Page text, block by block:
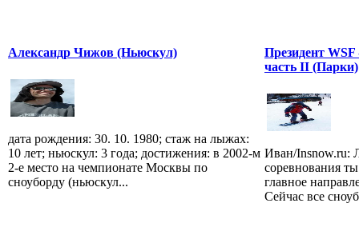
Александр Чижов (Ньюскул)
дата рождения: 30. 10. 1980; стаж на лыжах:
10 лет; ньюскул: 3 года; достижения: в 2002-м
2-е место на чемпионате Москвы по
сноуборду (ньюскул...
Президент
часть II (Парки)
Иван/Insnow.ru:
соревнования
главное
Сейчас все